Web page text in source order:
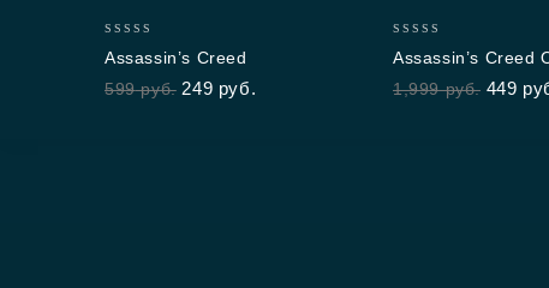
out
of
Assassin’s Creed
599руб. 249 руб.
out
of
Assassin’s Creed
1,999руб. 449